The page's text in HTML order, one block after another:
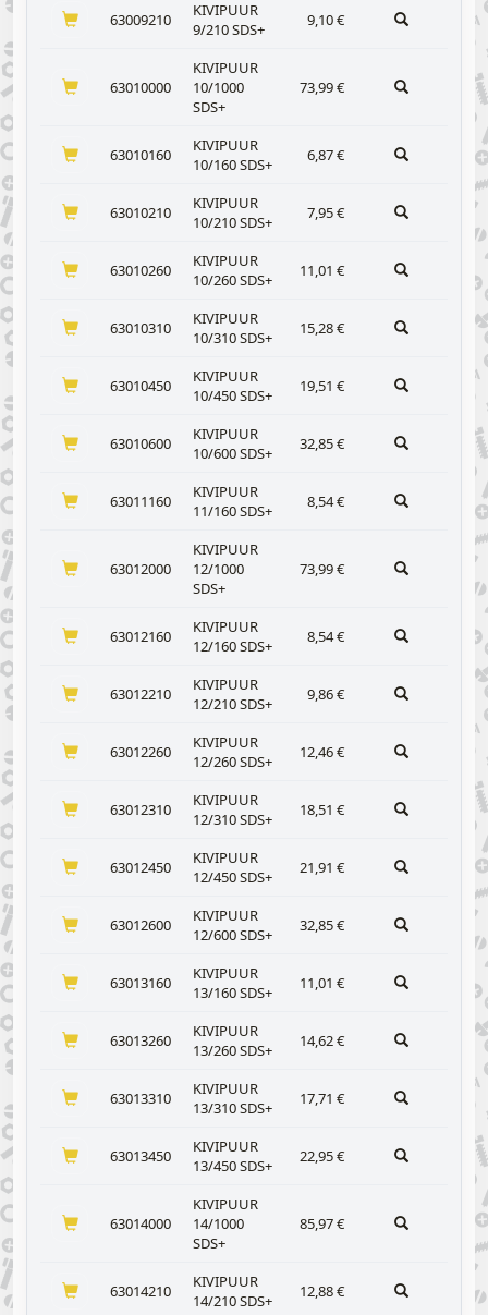
63009210
KIVIPUUR
9/210 SDS+
9,10€
63010000
KIVIPUUR
10/1000
SDS+
73,99€
63010160
KIVIPUUR
10/160 SDS+
6,87€
63010210
KIVIPUUR
10/210 SDS+
7,95€
63010260
KIVIPUUR
10/260 SDS+
11,01 €
63010310
KIVIPUUR
10/310 SDS+
15,28€
63010450
KIVIPUUR
10/450 SDS+
19,51 €
63010600
KIVIPUUR
10/600 SDS+
32,85€
63011160
KIVIPUUR
11/160 SDS+
8,54€
63012000
KIVIPUUR
12/1000
SDS+
73,99€
63012160
KIVIPUUR
12/160 SDS+
8,54€
63012210
KIVIPUUR
12/210 SDS+
9,86€
63012260
KIVIPUUR
12/260 SDS+
12,46€
63012310
KIVIPUUR
12/310 SDS+
18,51 €
63012450
KIVIPUUR
12/450 SDS+
21,91 €
63012600
KIVIPUUR
12/600 SDS+
32,85€
63013160
KIVIPUUR
13/160 SDS+
11,01 €
63013260
KIVIPUUR
13/260 SDS+
14,62€
63013310
KIVIPUUR
13/310 SDS+
17,71 €
63013450
KIVIPUUR
13/450 SDS+
22,95€
63014000
KIVIPUUR
14/1000
SDS+
85,97€
63014210
KIVIPUUR
14/210 SDS+
12,88€